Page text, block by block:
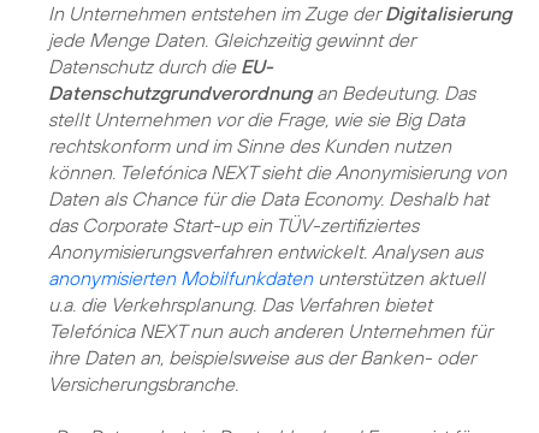
In Unternehmen entstehen im Zuge derDigitalisierung
jede Menge Daten. Gleichzeitig gewinnt der
Datenschutz durch die EU-
Datenschutzgrundverordnungan Bedeutung. Das
stellt Unternehmen vor die Frage, wie sie Big Data
rechtskonform und im Sinne des Kunden nutzen
können. Telefónica NEXT sieht die Anonymisierung von
Daten als Chance für die Data Economy. Deshalb hat
das Corporate Start-up ein TÜV-zertifiziertes
Anonymisierungsverfahren entwickelt. Analysen aus
anonymisierten Mobilfunkdatenunterstützen aktuell
u.a. die Verkehrsplanung. Das Verfahren bietet
Telefónica NEXT nun auch anderen Unternehmen für
ihre Daten an, beispielsweise aus der Banken- oder
Versicherungsbranche.